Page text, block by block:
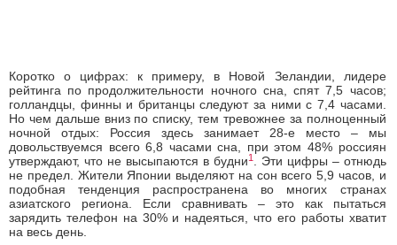
Коротко о цифрах: к примеру, в Новой Зеландии, лидере
рейтинга по продолжительности ночного сна, спят 7,5 часов;
голландцы, финны и британцы следуют за ними с 7,4 часами.
Но чем дальше вниз по списку, тем тревожнее за полноценный
ночной отдых: Россия здесь занимает 28-е место – мы
довольствуемся всего 6,8 часами сна, при этом 48% россиян
утверждают, что не высыпаются в будни1. Эти цифры – отнюдь
не предел. Жители Японии выделяют на сон всего 5,9 часов, и
подобная тенденция распространена во многих странах
азиатского региона.
Если сравнивать – это как пытаться
зарядить телефон на 30% и надеяться, что его работы хватит
на весь день.